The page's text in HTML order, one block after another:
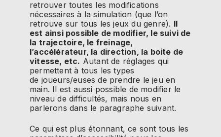
retrouver toutes les modifications
nécessaires à la simulation (que l’on
retrouve sur tous les jeux du genre). Il
est ainsi possible de modifier, le suivi de
la trajectoire, le freinage,
l’accélérateur, la direction, la boite de
vitesse, etc. Autant de réglages qui
permettent à tous les types
de joueurs/euses de prendre le jeu en
main. Il est aussi possible de modifier le
niveau de difficultés, mais nous en
parlerons dans le paragraphe suivant.
Ce qui est plus étonnant, ce sont tous les